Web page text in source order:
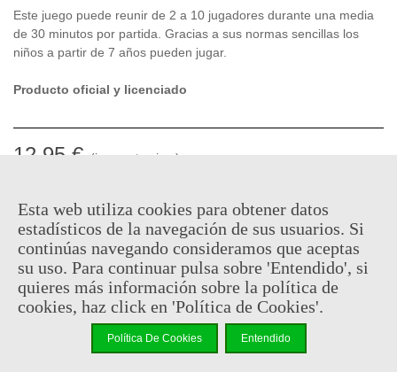
Este juego puede reunir de 2 a 10 jugadores durante una media
de 30 minutos por partida. Gracias a sus normas sencillas los
niños a partir de 7 años pueden jugar.
Producto oficial y licenciado
12,95 € (impuestos inc.)
-
Añadir Al Carrito
Código QR Compartir
Al comprar este producto puedes juntar hasta6puntos de
Esta web utiliza cookies para obtener datos
estadísticos de la navegación de sus usuarios. Si
continúas navegando consideramos que aceptas
su uso. Para continuar pulsa sobre 'Entendido', si
quieres más información sobre la política de
cookies, haz click en 'Política de Cookies'.
Política De Cookies Entendido